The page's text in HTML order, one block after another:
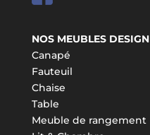
NOS MEUBLES DESIGN
Canapé
Fauteuil
Chaise
Table
Meuble de rangement